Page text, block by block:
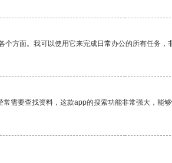
方面。我可以使用它来完成日常办公的所有任务，
需要查找资料，这款app的搜索功能非常强大，能够